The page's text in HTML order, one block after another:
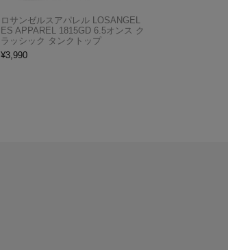
ロサンゼルスアパレル LOSANGEL
ES APPAREL 1815GD 6.5オンス ク
ラッシック タンクトップ
¥3,990